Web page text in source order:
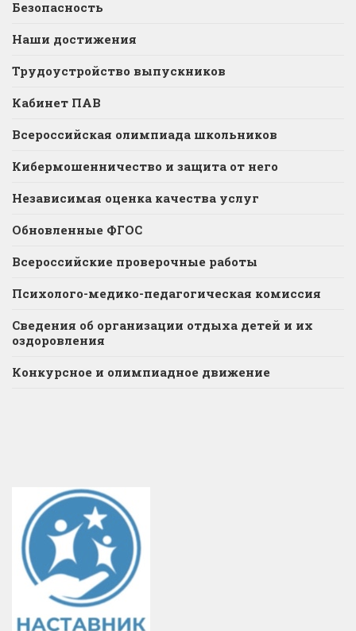
Безопасность
Наши достижения
Трудоустройство выпускников
Кабинет ПАВ
Всероссийская олимпиада школьников
Кибермошенничество и защита от него
Независимая оценка качества услуг
Обновленные ФГОС
Всероссийские проверочные работы
Психолого-медико-педагогическая комиссия
Сведения об организации отдыха детей и их
оздоровления
Конкурсное и олимпиадное движение